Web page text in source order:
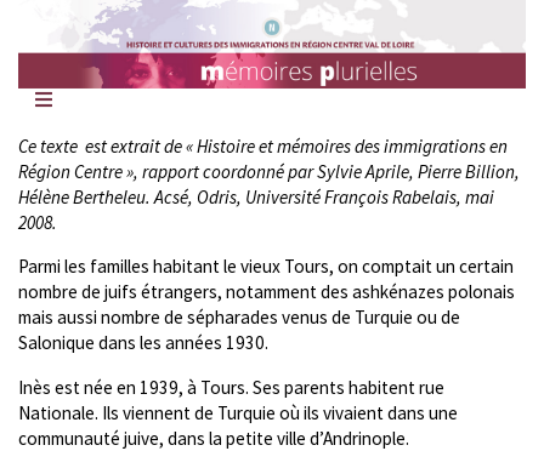
Mémoires
Plurielles
Ce texte est extrait de « Histoire et mémoires des immigrations en
Région Centre », rapport coordonné par Sylvie Aprile, Pierre Billion,
Hélène Bertheleu. Acsé, Odris, Université François Rabelais, mai
2008.
Parmi les familles habitant le vieux Tours, on comptait un certain
nombre de juifs étrangers, notamment des ashkénazes polonais
mais aussi nombre de sépharades venus de Turquie ou de
Salonique dans les années 1930.
Inès est née en 1939, à Tours. Ses parents habitent rue
Nationale. Ils viennent de Turquie où ils vivaient dans une
communauté juive, dans la petite ville d’Andrinople.